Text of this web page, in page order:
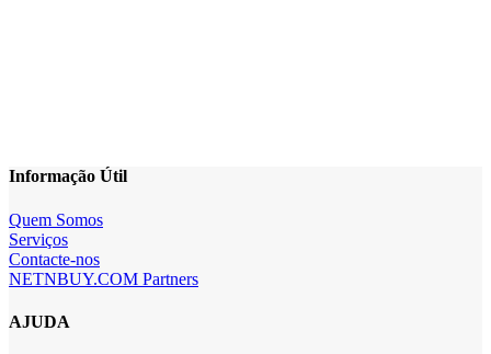
Informação Útil
Quem Somos
Serviços
Contacte-nos
NETNBUY.COM Partners
AJUDA